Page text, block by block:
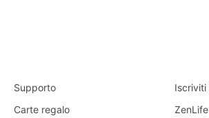
Supporto Iscriviti
Carte regalo
ZenLife